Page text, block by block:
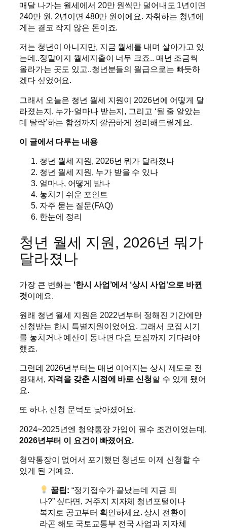
매달 나가는 월세에서 20만 원씩만 덜어내도 1년이면
240만 원, 2년이면 480만 원이에요. 자취하는 청년에
게는 결코 작지 않은 돈이죠.
저는 청년이 아니지만, 지금 월세를 내며 살아가고 있
는데..정말이지 월세지출이 너무 크죠.. 매년 조금씩
올라가는 곳도 있고..청년분들의 월급으로는 빠듯하
겠다 싶었어요.
그래서 오늘은 청년 월세 지원이 2026년에 어떻게 달
라졌는지, 누가·얼마나 받는지, 그리고 ‘될 줄 알았는
데 탈락’하는 함정까지 깔끔하게 정리해드릴게요.
이 글에서 다루는 내용
청년 월세 지원, 2026년 뭐가 달라졌나
청년 월세 지원, 누가 받을 수 있나
얼마나, 어떻게 받나
놓치기 쉬운 포인트
자주 묻는 질문(FAQ)
한눈에 정리
청년 월세 지원, 2026년 뭐가
달라졌나
가장 큰 변화는 ‘한시 사업’에서 ‘상시 사업’으로 바뀐
것이에요.
원래 청년 월세 지원은 2022년부터 정해진 기간에만
신청받는 한시 특별지원이었어요. 그래서 모집 시기
를 놓치거나 예산이 동나면 다음 모집까지 기다려야
했죠.
그런데 2026년부터는 매년 이어지는 상시 제도로 전
환돼서, 자격을 갖춘 시점에 바로 신청할 수 있게 됐어
요.
또 하나, 신청 문턱도 낮아졌어요.
2024~2025년엔 청약통장 가입이 필수 조건이었는데,
2026년부터 이 요건이 빠졌어요.
청약통장이 없어서 포기했던 청년도 이제 신청할 수
있게 된 거예요.
꿀팁: “정기접수가 끝났는데 지금 되
나?” 싶다면, 거주지 지자체 청년포털이나
복지로 공고부터 확인하세요. 상시 전환이
라곤 해도 국토교통부 전국 사업과 지자체